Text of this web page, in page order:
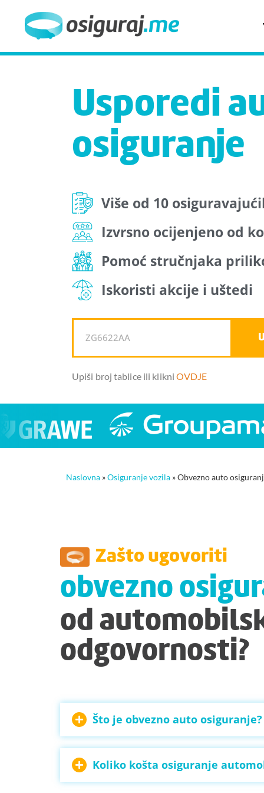
Usporedi
osiguranje
Više od 10
Izvrsno ocijenjeno od
Pomoć stručnjaka
Iskoristi akcije i uštedi
Upiši broj tablice ili klikni OVDJE
Naslovna »Osiguranje vozila »Obvezno auto
Zašto ugovoriti
obvezno
od
odgovornosti?
Što je obvezno auto osiguranje?
Koliko košta osiguranje